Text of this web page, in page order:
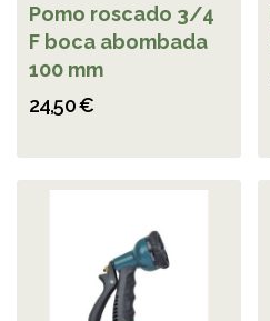
Pomo roscado 3/4
F boca abombada
100 mm
24,50 €